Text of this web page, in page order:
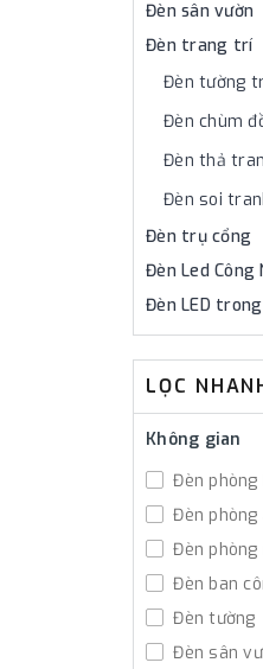
Đèn sân vườn
Đèn trang trí
Đèn tường
Đèn chùm
Đèn thả
Đèn soi
Đèn trụ cổng
Đèn Led Công
Đèn LED
LỌC
Không gian
Đèn phòng
Đèn phòng
Đèn phòng
Đèn ban
Đèn tường
Đèn sân